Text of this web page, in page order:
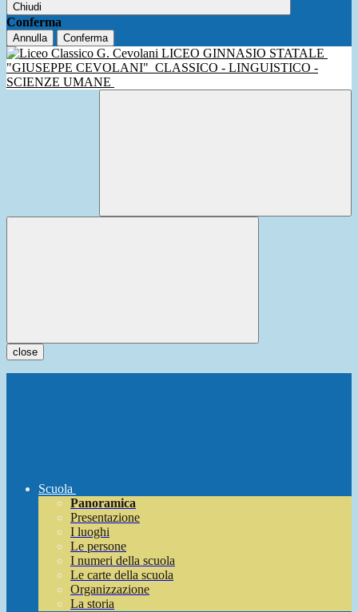
Chiudi
Conferma
Annulla Conferma
LICEO GINNASIO STATALE
"GIUSEPPE CEVOLANI" CLASSICO - LINGUISTICO -
SCIENZE UMANE
close
Scuola
Panoramica
Presentazione
I luoghi
Le persone
I numeri della scuola
Le carte della scuola
Organizzazione
La storia